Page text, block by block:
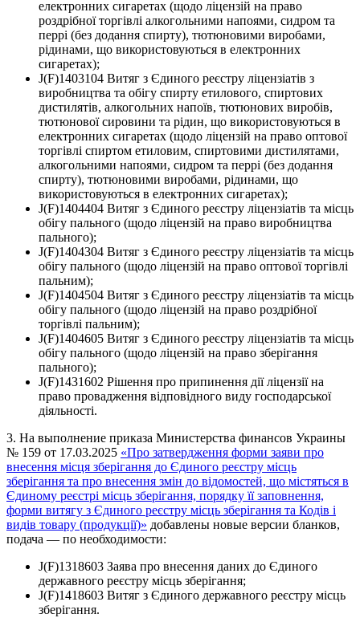
електронних сигаретах (щодо ліцензій на право
роздрібної торгівлі алкогольними напоями, сидром та
перрі (без додання спирту), тютюновими виробами,
рідинами, що використовуються в електронних
сигаретах);
J(F)1403104 Витяг з Єдиного реєстру ліцензіатів з
виробництва та обігу спирту етилового, спиртових
дистилятів, алкогольних напоїв, тютюнових виробів,
тютюнової сировини та рідин, що використовуються в
електронних сигаретах (щодо ліцензій на право оптової
торгівлі спиртом етиловим, спиртовими дистилятами,
алкогольними напоями, сидром та перрі (без додання
спирту), тютюновими виробами, рідинами, що
використовуються в електронних сигаретах);
J(F)1404404 Витяг з Єдиного реєстру ліцензіатів та місць
обігу пального (щодо ліцензій на право виробництва
пального);
J(F)1404304 Витяг з Єдиного реєстру ліцензіатів та місць
обігу пального (щодо ліцензій на право оптової торгівлі
пальним);
J(F)1404504 Витяг з Єдиного реєстру ліцензіатів та місць
обігу пального (щодо ліцензій на право роздрібної
торгівлі пальним);
J(F)1404605 Витяг з Єдиного реєстру ліцензіатів та місць
обігу пального (щодо ліцензій на право зберігання
пального);
J(F)1431602 Рішення про припинення дії ліцензії на
право провадження відповідного виду господарської
діяльності.
3. На выполнение приказа Министерства финансов Украины
№ 159 от 17.03.2025 «Про затвердження форми заяви про
внесення місця зберігання до Єдиного реєстру місць
зберігання та про внесення змін до відомостей, що містяться в
Єдиному реєстрі місць зберігання, порядку її заповнення,
форми витягу з Єдиного реєстру місць зберігання та Кодів і
видів товару (продукції)» добавлены новые версии бланков,
подача — по необходимости:
J(F)1318603 Заява про внесення даних до Єдиного
державного реєстру місць зберігання;
J(F)1418603 Витяг з Єдиного державного реєстру місць
зберігання.